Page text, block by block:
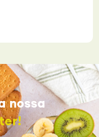
nossa